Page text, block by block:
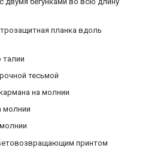
планка вдоль
талии
тесьмой
на молнии
молнии
принтом